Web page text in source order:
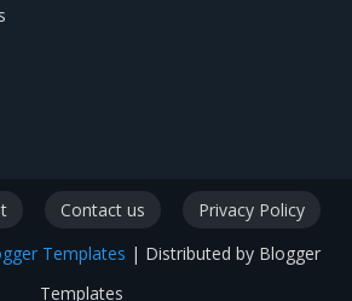
Contact us
Privacy Policy
Templates | Distributed by Blogger
Templates